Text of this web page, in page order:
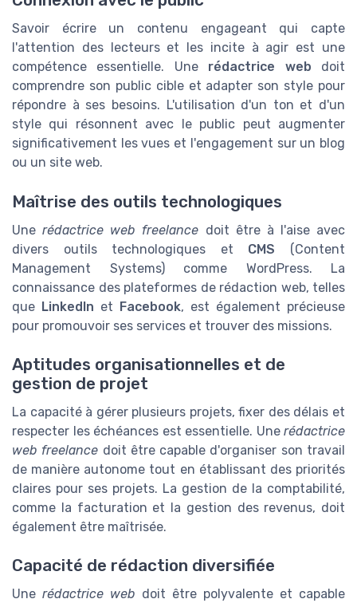
Savoir écrire un contenu engageant qui capte
l'attention des lecteurs et les incite à agir est une
compétence essentielle. Une rédactrice web doit
comprendre son public cible et adapter son style pour
répondre à ses besoins. L'utilisation d'un ton et d'un
style qui résonnent avec le public peut augmenter
significativement les vues et l'engagement sur un blog
ou un site web.
Maîtrise des outils technologiques
Unerédactrice web freelance doit être à l'aise avec
divers outils technologiques et CMS (Content
Management Systems) comme WordPress. La
connaissance des plateformes de rédaction web, telles
que LinkedIn et Facebook, est également précieuse
pour promouvoir ses services et trouver des missions.
Aptitudes organisationnelles et de
gestion de projet
La capacité à gérer plusieurs projets, fixer des délais et
respecter les échéances est essentielle. Une rédactrice
web freelance doit être capable d'organiser son travail
de manière autonome tout en établissant des priorités
claires pour ses projets. La gestion de la comptabilité,
comme la facturation et la gestion des revenus, doit
également être maîtrisée.
Capacité de rédaction diversifiée
Une rédactrice web doit être polyvalente et capable